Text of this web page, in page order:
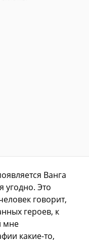
Ванга
угодно. Это
говорит,
героев, к
мне
какие-то,